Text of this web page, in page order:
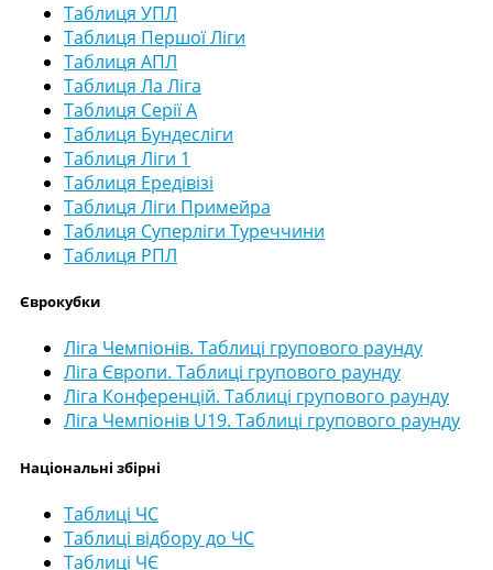
Таблиця УПЛ
Таблиця Першої Ліги
Таблиця АПЛ
Таблиця Ла Ліга
Таблиця Серії А
Таблиця Бундесліги
Таблиця Ліги 1
Таблиця Ередівізі
Таблиця Ліги Примейра
Таблиця Суперліги Туреччини
Таблиця РПЛ
Єврокубки
Ліга Чемпіонів. Таблиці групового раунду
Ліга Європи. Таблиці групового раунду
Ліга Конференцій. Таблиці групового раунду
Ліга Чемпіонів U19. Таблиці групового раунду
Національні збірні
Таблиці ЧС
Таблиці відбору до ЧС
Таблиці ЧЄ